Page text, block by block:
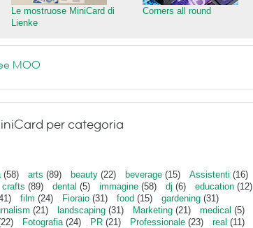
Le mostruose MiniCard di
Lienke
Corners all round
MOO
per categoria
(58) arts (89) beauty (22) beverage (15) Assistenti (16)
crafts (89) dental (5) immagine (58) dj (6) education (12)
film (24) Fioraio (31) food (15) gardening (31)
(21) landscaping (31) Marketing (21) medical (5)
Fotografia(24) PR (21) Professionale (23) real (11)